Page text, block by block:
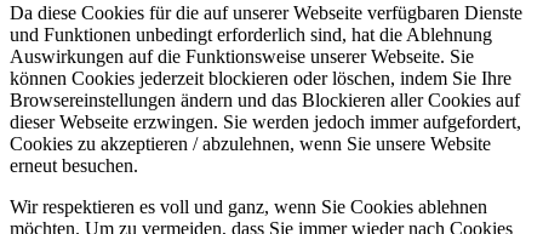
Da diese Cookies für die auf unserer Webseite verfügbaren Dienste
und Funktionen unbedingt erforderlich sind, hat die Ablehnung
Auswirkungen auf die Funktionsweise unserer Webseite. Sie
können Cookies jederzeit blockieren oder löschen, indem Sie Ihre
Browsereinstellungen ändern und das Blockieren aller Cookies auf
dieser Webseite erzwingen. Sie werden jedoch immer aufgefordert,
Cookies zu akzeptieren / abzulehnen, wenn Sie unsere Website
erneut besuchen.
Wir respektieren es voll und ganz, wenn Sie Cookies ablehnen
möchten. Um zu vermeiden, dass Sie immer wieder nach Cookies